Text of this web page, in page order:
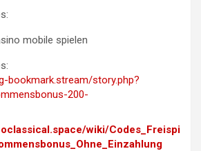
mobile spielen
bookmark.stream/story.php?
200-
wiki/Codes_Freispi